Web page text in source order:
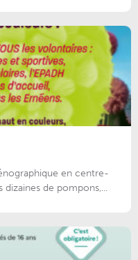
en centre-
de pompons,...